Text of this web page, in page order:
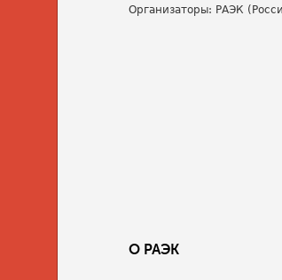
Организаторы: РАЭК
О РАЭК